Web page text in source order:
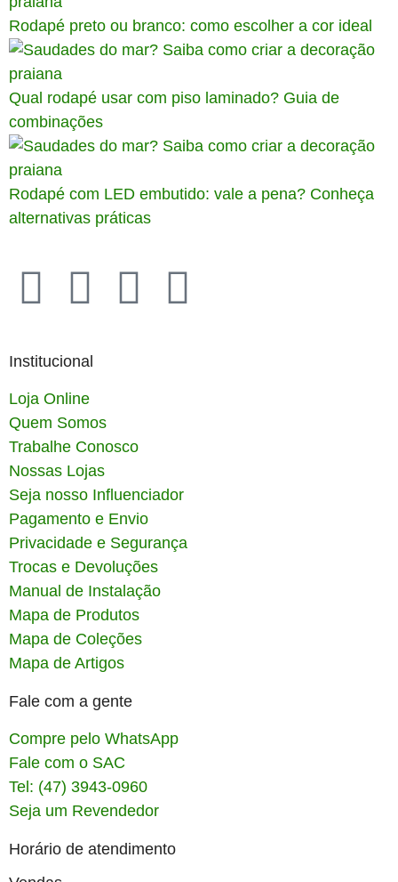
Rodapé preto ou branco: como escolher a cor ideal
Qual rodapé usar com piso laminado? Guia de
combinações
Rodapé com LED embutido: vale a pena? Conheça
alternativas práticas
Institucional
Loja Online
Quem Somos
Trabalhe Conosco
Nossas Lojas
Seja nosso Influenciador
Pagamento e Envio
Privacidade e Segurança
Trocas e Devoluções
Manual de Instalação
Mapa de Produtos
Mapa de Coleções
Mapa de Artigos
Fale com a gente
Compre pelo WhatsApp
Fale com o SAC
Tel: (47) 3943-0960
Seja um Revendedor
Horário de atendimento